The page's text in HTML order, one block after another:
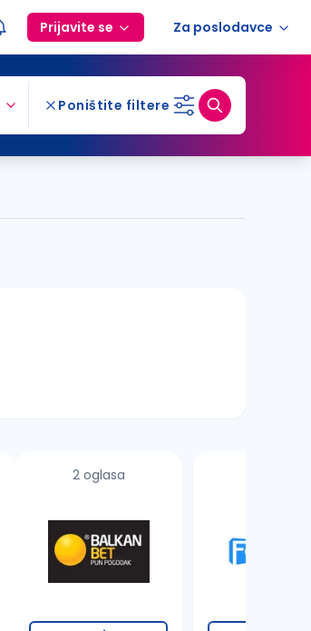
Prijavite se Za poslodavce
Poništite filtere
2 oglasa